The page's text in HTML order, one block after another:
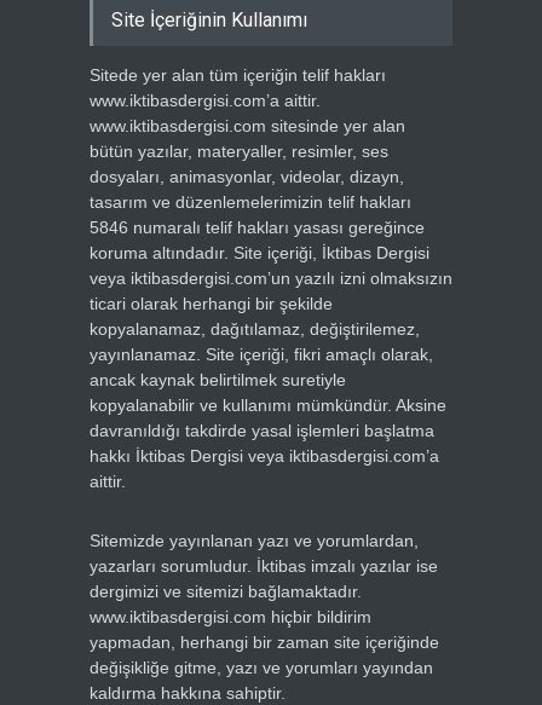
Site İçeriğinin Kullanımı
Sitede yer alan tüm içeriğin telif hakları
www.iktibasdergisi.com’a aittir.
www.iktibasdergisi.com sitesinde yer alan
bütün yazılar, materyaller, resimler, ses
dosyaları, animasyonlar, videolar, dizayn,
tasarım ve düzenlemelerimizin telif hakları
5846 numaralı telif hakları yasası gereğince
koruma altındadır. Site içeriği, İktibas Dergisi
veya iktibasdergisi.com’un yazılı izni olmaksızın
ticari olarak herhangi bir şekilde
kopyalanamaz, dağıtılamaz, değiştirilemez,
yayınlanamaz. Site içeriği, fikri amaçlı olarak,
ancak kaynak belirtilmek suretiyle
kopyalanabilir ve kullanımı mümkündür. Aksine
davranıldığı takdirde yasal işlemleri başlatma
hakkı İktibas Dergisi veya iktibasdergisi.com’a
aittir.
Sitemizde yayınlanan yazı ve yorumlardan,
yazarları sorumludur. İktibas imzalı yazılar ise
dergimizi ve sitemizi bağlamaktadır.
www.iktibasdergisi.com hiçbir bildirim
yapmadan, herhangi bir zaman site içeriğinde
değişikliğe gitme, yazı ve yorumları yayından
kaldırma hakkına sahiptir.